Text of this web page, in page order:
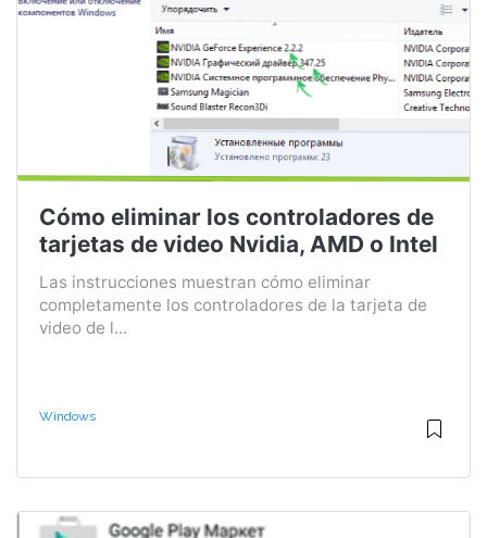
Cómo eliminar los controladores de
tarjetas de video Nvidia, AMD o Intel
Las instrucciones muestran cómo eliminar
completamente los controladores de la tarjeta de
video de l...
Windows